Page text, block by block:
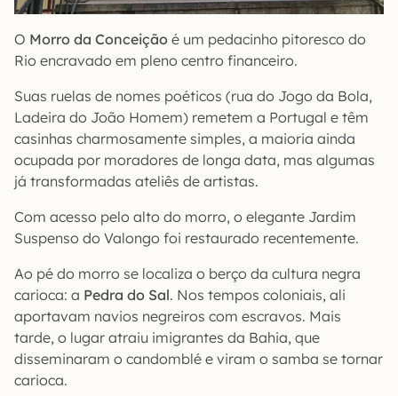
O Morro da Conceição é um pedacinho pitoresco do
Rio encravado em pleno centro financeiro.
Suas ruelas de nomes poéticos (rua do Jogo da Bola,
Ladeira do João Homem) remetem a Portugal e têm
casinhas charmosamente simples, a maioria ainda
ocupada por moradores de longa data, mas algumas
já transformadas ateliês de artistas.
Com acesso pelo alto do morro, o elegante Jardim
Suspenso do Valongo foi restaurado recentemente.
Ao pé do morro se localiza o berço da cultura negra
carioca: a Pedra do Sal. Nos tempos coloniais, ali
aportavam navios negreiros com escravos. Mais
tarde, o lugar atraiu imigrantes da Bahia, que
disseminaram o candomblé e viram o samba se tornar
carioca.